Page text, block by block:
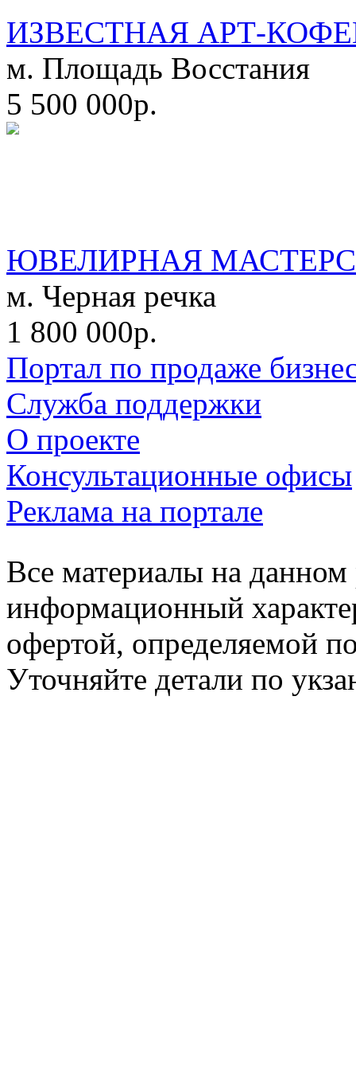
ИЗВЕСТНАЯ АРТ-
м. Площадь Восстания
5 500 000р.
ЮВЕЛИРНАЯ
м. Черная речка
1 800 000р.
Портал по продаже
Служба поддержки
О проекте
Консультационные офисы
Реклама на портале
Все материалы на данном
информационный
офертой, определяемой
Уточняйте детали по